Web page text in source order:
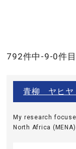
792件中-9-0件目
青柳 ヤヒヤ
My research
North Africa